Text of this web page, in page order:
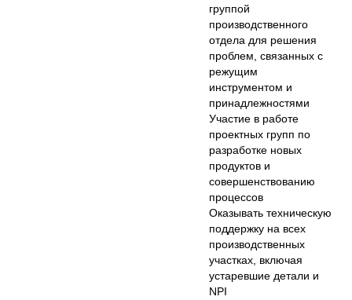
группой
производственного
отдела для решения
проблем, связанных с
режущим
инструментом и
принадлежностями
Участие в работе
проектных групп по
разработке новых
продуктов и
совершенствованию
процессов
Оказывать техническую
поддержку на всех
производственных
участках, включая
устаревшие детали и
NPI